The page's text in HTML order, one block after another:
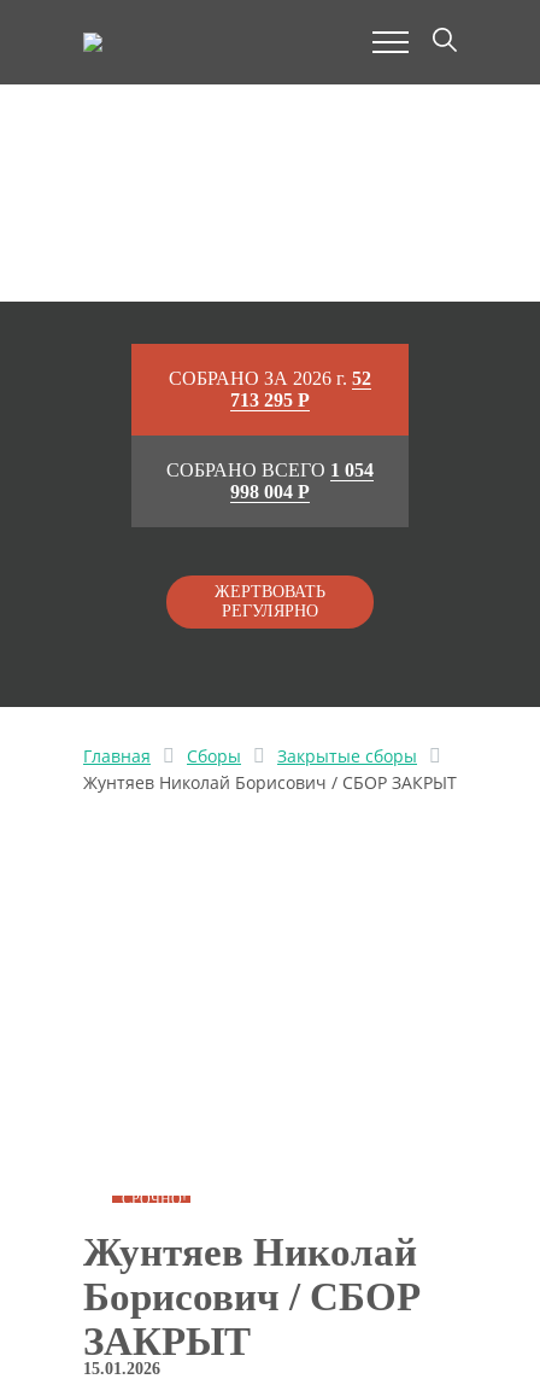
СОБРАНО ЗА 2026 г. 52
713 295 Р
СОБРАНО ВСЕГО 1 054
998 004 Р
ЖЕРТВОВАТЬ
РЕГУЛЯРНО
Главная Сборы
Закрытые сборы
Жунтяев Николай Борисович / СБОР ЗАКРЫТ
СРОЧНО!
Жунтяев Николай
Борисович / СБОР
ЗАКРЫТ
15.01.2026